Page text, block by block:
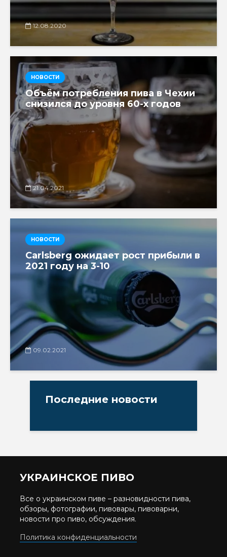
12.08.2020
НОВОСТИ
Объём потребления пива в Чехии
снизился до уровня 60-х годов
21.04.2021
НОВОСТИ
Carlsberg ожидает рост прибыли в
2021 году на 3-10
09.02.2021
Последние новости
УКРАИНСКОЕ ПИВО
Все о украинском пиве – разновидности пива,
обзоры, фотографии, пивовары, пивоварни,
новости про пиво, обсуждения.
Политика конфиденциальности